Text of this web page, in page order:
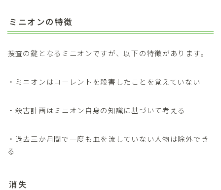
ミニオンの特徴
捜査の鍵となるミニオンですが、以下の特徴があります。
・ミニオンはローレントを殺害したことを覚えていない
・殺害計画はミニオン自身の知識に基づいて考える
・過去三か月間で一度も血を流していない人物は除外でき
る
消失